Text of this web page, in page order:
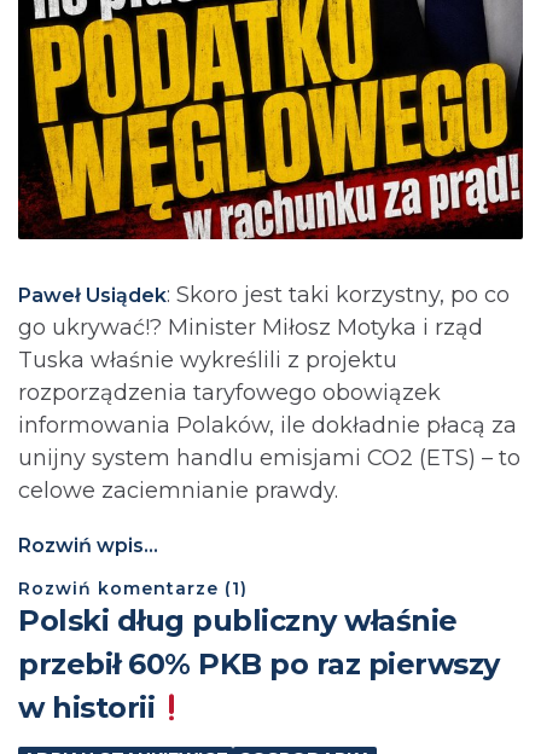
Paweł Usiądek: Skoro jest taki korzystny, po co
go ukrywać!? Minister Miłosz Motyka i rząd
Tuska właśnie wykreślili z projektu
rozporządzenia taryfowego obowiązek
informowania Polaków, ile dokładnie płacą za
unijny system handlu emisjami CO2 (ETS) – to
celowe zaciemnianie prawdy.
Rozwiń wpis...
Rozwiń komentarze (1)
Polski dług publiczny właśnie
przebił 60% PKB po raz pierwszy
w historii